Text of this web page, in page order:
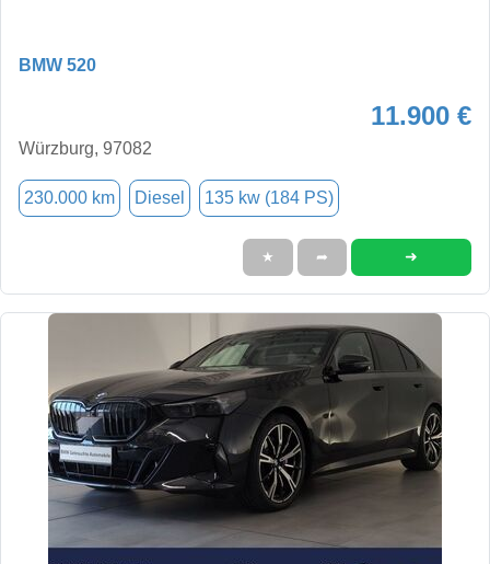
BMW 520
11.900 €
Würzburg, 97082
230.000 km Diesel 135 kw (184 PS)
★ ➦ ➜